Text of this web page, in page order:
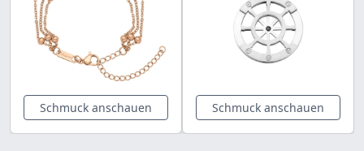
Schmuck anschauen Schmuck anschauen